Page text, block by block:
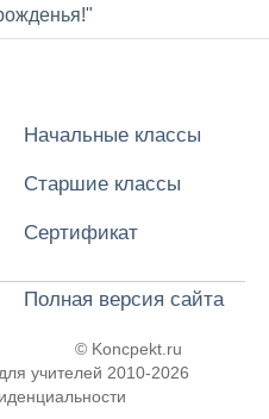
Начальные классы
Старшие классы
Сертификат
Полная версия сайта
© Koncpekt.ru
учителей 2010-2026